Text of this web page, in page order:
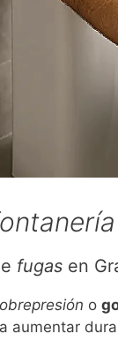
fugas en
o
aumentar